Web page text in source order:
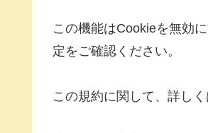
この機能はCookieを無効
定をご確認ください。
この規約に関して、詳し